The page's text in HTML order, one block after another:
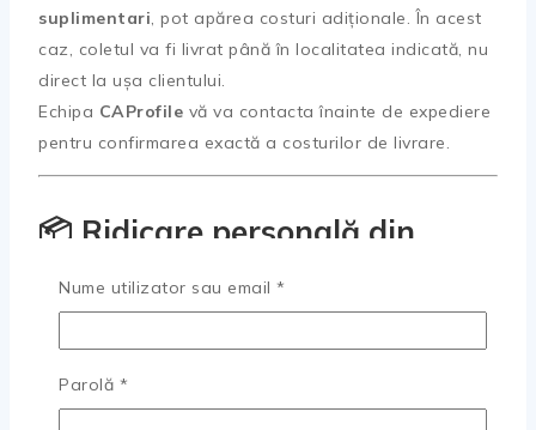
suplimentari, pot apărea costuri adiționale. În acest
caz, coletul va fi livrat până în localitatea indicată, nu
direct la ușa clientului.
Echipa CAProfile vă va contacta înainte de expediere
pentru confirmarea exactă a costurilor de livrare.
📦 Ridicare personală din
depozit – Galați
Clienții dinGalațiși din împrejurimi pot opta pentru
ridicarea personală a comenzilor
depozitulCAProfile.
Nume utilizator sau email *
Parolă *